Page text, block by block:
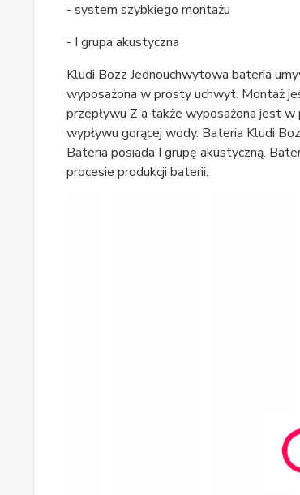
- system szybkiego montażu
- I grupa akustyczna
Kludi Bozz Jednouchwytowa bateria
wyposażona w prosty uchwyt. Montaż
przepływu Z a także wyposażona jest w
wypływu gorącej wody. Bateria Kludi
Bateria posiada I grupę akustyczną.
procesie produkcji baterii.